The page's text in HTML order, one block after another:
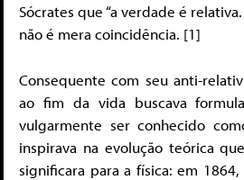
Sócrates que “a verdade é
não é mera coincidência. [1]
Consequente com seu anti-
ao fim da vida buscava
vulgarmente ser conhecido
inspirava na evolução teórica
significara para a física: em